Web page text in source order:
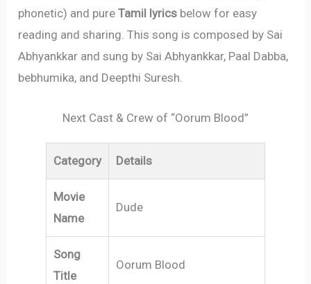
phonetic) and pureTamil lyrics below for easy
reading and sharing. This song is composed by Sai
Abhyankkar and sung by Sai Abhyankkar, Paal Dabba,
bebhumika, and Deepthi Suresh.
Next Cast & Crew of “Oorum Blood”
Category Details
Movie
Name
Dude
Song
Title
Oorum Blood